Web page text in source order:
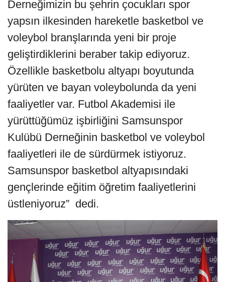
Derneğimizin bu şehrin çocukları spor
yapsın ilkesinden hareketle basketbol ve
voleybol branşlarında yeni bir proje
geliştirdiklerini beraber takip ediyoruz.
Özellikle basketbolu altyapı boyutunda
yürüten ve bayan voleybolunda da yeni
faaliyetler var. Futbol Akademisi ile
yürüttüğümüz işbirliğini Samsunspor
Kulübü Derneğinin basketbol ve voleybol
faaliyetleri ile de sürdürmek istiyoruz.
Samsunspor basketbol altyapısındaki
gençlerinde eğitim öğretim faaliyetlerini
üstleniyoruz” dedi.